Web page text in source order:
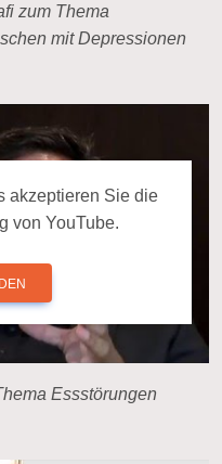
zum Thema
mit Depressionen
ak­zep­tie­ren Sie die
von YouTube.
Essstörungen